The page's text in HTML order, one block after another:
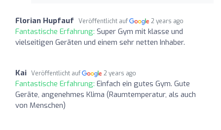
Florian Hupfauf Veröffentlicht auf 2 years ago
Fantastische Erfahrung: Super Gym mit klasse und
vielseitigen Geräten und einem sehr netten Inhaber.
Kai Veröffentlicht auf 2 years ago
Fantastische Erfahrung: Einfach ein gutes Gym. Gute
Geräte, angenehmes Klima (Raumtemperatur, als auch
von Menschen)